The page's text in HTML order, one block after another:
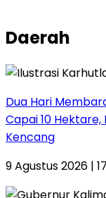
Daerah
Dua Hari
Capai 10
Kencang
9 Agustus 2026 |